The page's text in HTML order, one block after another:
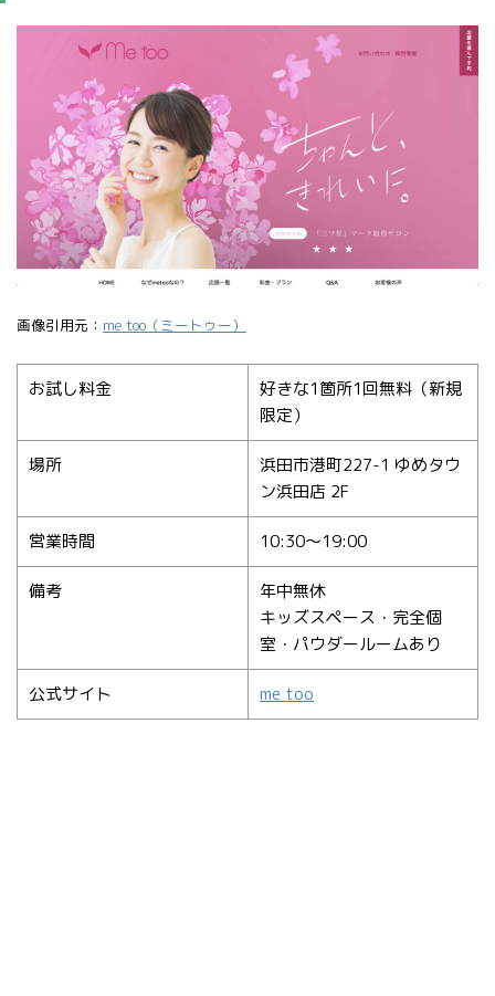
画像引用元： me too（ミートゥー）
お試し料金
好きな1箇所1回無料（新規
限定）
場所
浜田市港町227-1 ゆめタウ
ン浜田店 2F
営業時間 10:30〜19:00
備考
年中無休
キッズスペース・完全個
室・パウダールームあり
公式サイト me too